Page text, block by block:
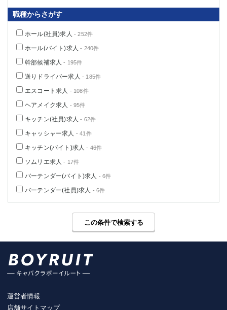
職種からさがす
ホール(社員)求人 - 252件
ホール(バイト)求人 - 240件
幹部候補求人 - 195件
送りドライバー求人 - 185件
エスコート求人 - 108件
ヘアメイク求人 - 95件
キッチン(社員)求人 - 62件
キャッシャー求人 - 41件
キッチン(バイト)求人 - 46件
ソムリエ求人 - 17件
バーテンダー(バイト)求人 - 6件
バーテンダー(社員)求人 - 6件
この条件で検索する
運営者情報
店舗サイトマップ